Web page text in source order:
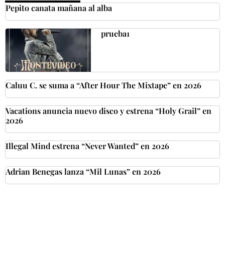
Pepito canata mañana al alba
prueba1
Caluu C. se suma a “After Hour The Mixtape” en 2026
Vacations anuncia nuevo disco y estrena “Holy Grail” en
2026
Illegal Mind estrena “Never Wanted” en 2026
Adrian Benegas lanza “Mil Lunas” en 2026